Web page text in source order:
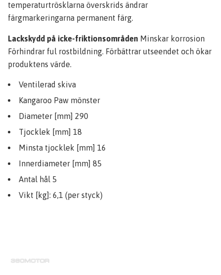
temperaturtrösklarna överskrids ändrar
färgmarkeringarna permanent färg.
Lackskydd på icke-friktionsområden Minskar korrosion
Förhindrar ful rostbildning. Förbättrar utseendet och ökar
produktens värde.
Ventilerad skiva
Kangaroo Paw mönster
Diameter [mm] 290
Tjocklek [mm] 18
Minsta tjocklek [mm] 16
Innerdiameter [mm] 85
Antal hål 5
Vikt [kg]: 6,1 (per styck)